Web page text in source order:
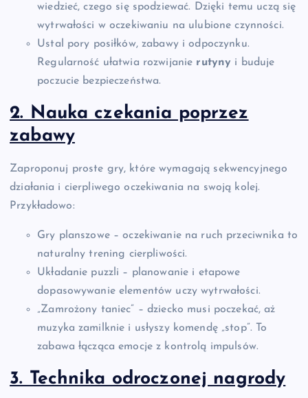
wiedzieć, czego się spodziewać. Dzięki temu uczą się
wytrwałości w oczekiwaniu na ulubione czynności.
Ustal pory posiłków, zabawy i odpoczynku.
Regularność ułatwia rozwijanie rutyny i buduje
poczucie bezpieczeństwa.
2. Nauka czekania poprzez
zabawy
Zaproponuj proste gry, które wymagają sekwencyjnego
działania i cierpliwego oczekiwania na swoją kolej.
Przykładowo:
Gry planszowe – oczekiwanie na ruch przeciwnika to
naturalny trening cierpliwości.
Układanie puzzli – planowanie i etapowe
dopasowywanie elementów uczy wytrwałości.
„Zamrożony taniec” – dziecko musi poczekać, aż
muzyka zamilknie i usłyszy komendę „stop”. To
zabawa łącząca emocje z kontrolą impulsów.
3. Technika odroczonej nagrody